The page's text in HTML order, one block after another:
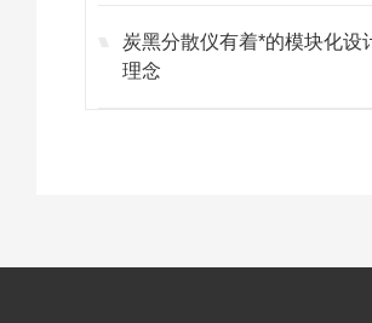
炭黑分散仪有着*的模块化设
理念